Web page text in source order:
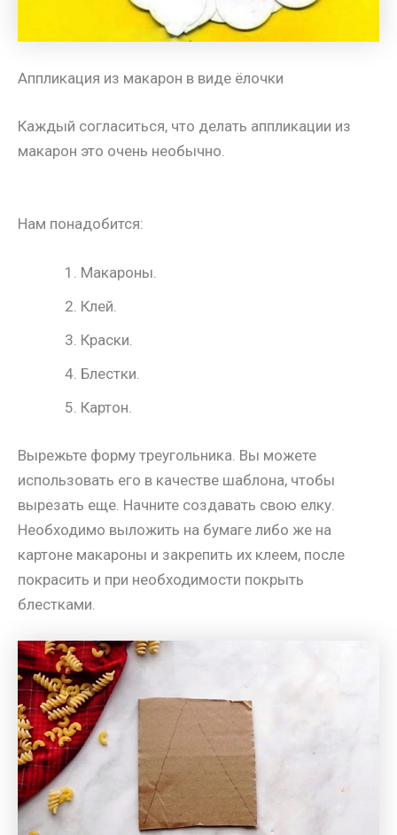
Аппликация из макарон в виде ёлочки
Каждый согласиться, что делать аппликации из
макарон это очень необычно.
Нам понадобится:
Макароны.
Клей.
Краски.
Блестки.
Картон.
Вырежьте форму треугольника. Вы можете
использовать его в качестве шаблона, чтобы
вырезать еще. Начните создавать свою елку.
Необходимо выложить на бумаге либо же на
картоне макароны и закрепить их клеем, после
покрасить и при необходимости покрыть
блестками.